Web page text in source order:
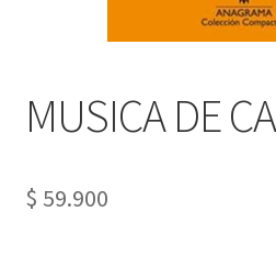
MUSICA DE
$ 59.900